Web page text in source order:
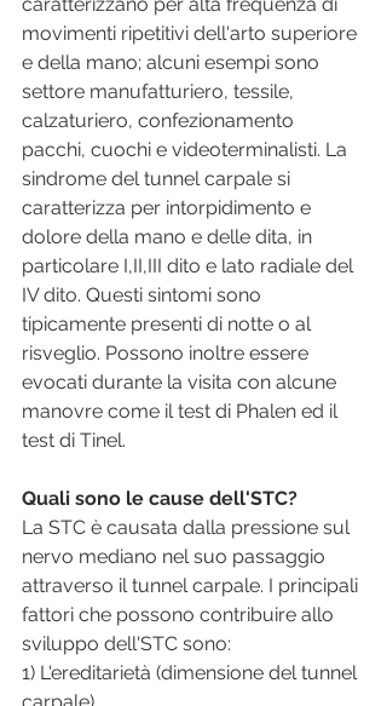
caratterizzano per alta frequenza di
movimenti ripetitivi dell'arto superiore
e della mano; alcuni esempi sono
settore manufatturiero, tessile,
calzaturiero, confezionamento
pacchi, cuochi e videoterminalisti. La
sindrome del tunnel carpale si
caratterizza per intorpidimento e
dolore della mano e delle dita, in
particolare I,II,III dito e lato radiale del
IV dito. Questi sintomi sono
tipicamente presenti di notte o al
risveglio. Possono inoltre essere
evocati durante la visita con alcune
manovre come il test di Phalen ed il
test di Tinel.
Quali sono le cause dell'STC?
La STC è causata dalla pressione sul
nervo mediano nel suo passaggio
attraverso il tunnel carpale. I principali
fattori che possono contribuire allo
sviluppo dell'STC sono:
1) L'ereditarietà (dimensione del tunnel